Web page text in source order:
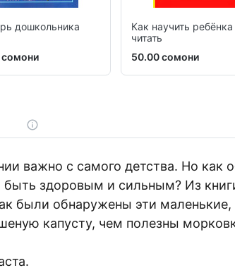
дошкольника
Как научить ребёнка
читать
50.00 сомони
важно с самого детства. Но
быть здоровым и сильным? Из
были обнаружены эти
капусту, чем полезны